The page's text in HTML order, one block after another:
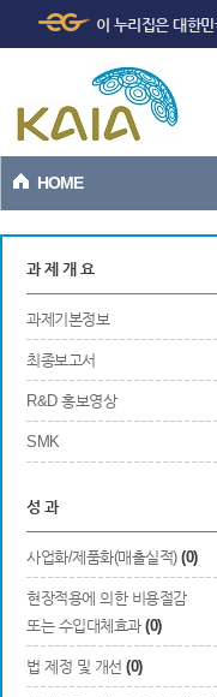
본문바로가기
이 누리집은 대한
HOME
과제현황
과 제 개 요
과제기본정보
최종보고서
R&D 홍보영상
SMK
성 과
사업화/제품화(매출실적) (0)
현장적용에 의한 비용절감
또는 수입대체효과 (0)
법 제정 및 개선 (0)
소프트웨어(S/W)
※ 해당 연구개발 결과에 대해
Total0건
번호